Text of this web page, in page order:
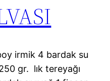
irmik 4 bardak su
gr. lık tereyağı